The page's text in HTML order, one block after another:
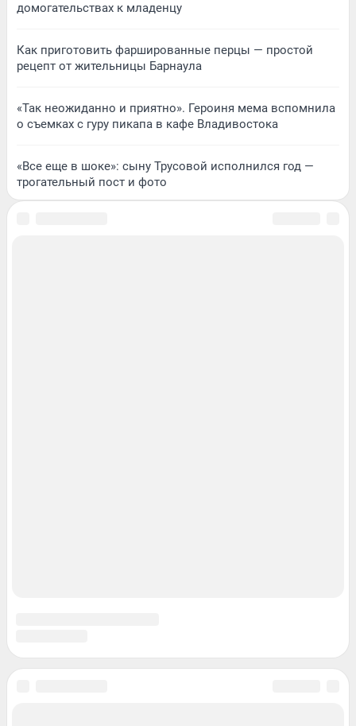
домогательствах к младенцу
Как приготовить фаршированные перцы — простой
рецепт от жительницы Барнаула
«Так неожиданно и приятно». Героиня мема вспомнила
о съемках с гуру пикапа в кафе Владивостока
«Все еще в шоке»: сыну Трусовой исполнился год —
трогательный пост и фото